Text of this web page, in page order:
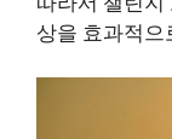
상을 효과적